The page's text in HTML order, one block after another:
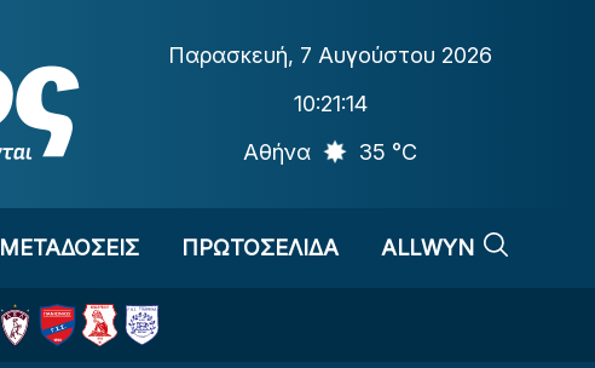
Παρασκευή, 7 Αυγούστου 2026
10:21:15
Αθήνα
35 °C
ΜΕΤΑΔΟΣΕΙΣ ΠΡΩΤΟΣΕΛΙΔΑ ALLWYN